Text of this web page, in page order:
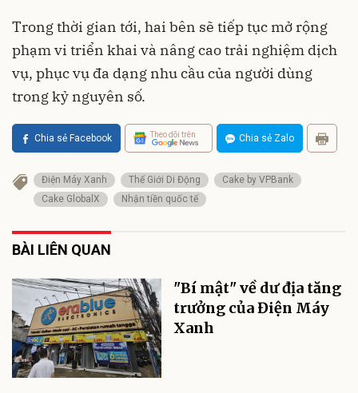
Trong thời gian tới, hai bên sẽ tiếp tục mở rộng
phạm vi triển khai và nâng cao trải nghiệm dịch
vụ, phục vụ đa dạng nhu cầu của người dùng
trong kỷ nguyên số.
Chia sẻ Facebook Theo dõi trên Chia sẻ Zalo
Điện Máy Xanh Thế Giới Di Động
Cake by VPBank
Cake GlobalX
Nhận tiền quốc tế
BÀI LIÊN QUAN
"Bí mật" về dư địa tăng
trưởng của Điện Máy
Xanh